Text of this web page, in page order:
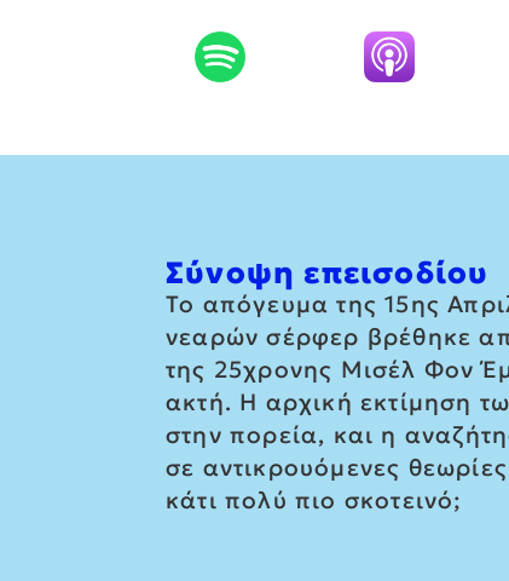
Σύνοψη επεισοδίου
Το απόγευμα της 15ης
νεαρών σέρφερ βρέθηκε
της 25χρονης Μισέλ Φον
ακτή. Η αρχική εκτίμηση
στην πορεία, και η
σε αντικρουόμενες
κάτι πολύ πιο σκοτεινό;